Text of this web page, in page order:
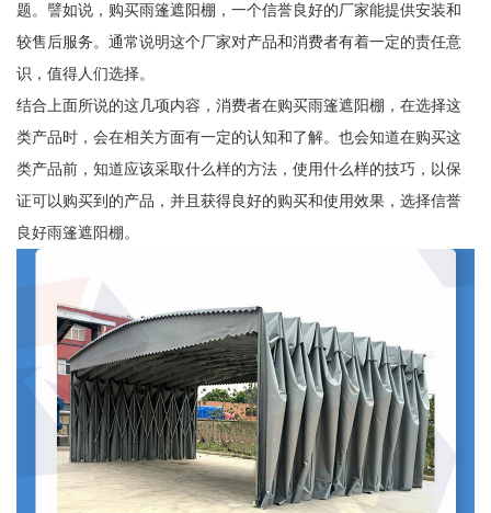
题。譬如说，购买雨篷遮阳棚，一个信誉良好的厂家能提供安装和
较售后服务。通常说明这个厂家对产品和消费者有着一定的责任意
识，值得人们选择。
结合上面所说的这几项内容，消费者在购买雨篷遮阳棚，在选择这
类产品时，会在相关方面有一定的认知和了解。也会知道在购买这
类产品前，知道应该采取什么样的方法，使用什么样的技巧，以保
证可以购买到的产品，并且获得良好的购买和使用效果，选择信誉
良好雨篷遮阳棚。